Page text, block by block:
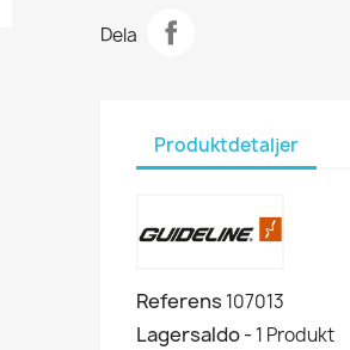
Dela
Produktdetaljer
Referens 107013
Lagersaldo - 1 Produkt